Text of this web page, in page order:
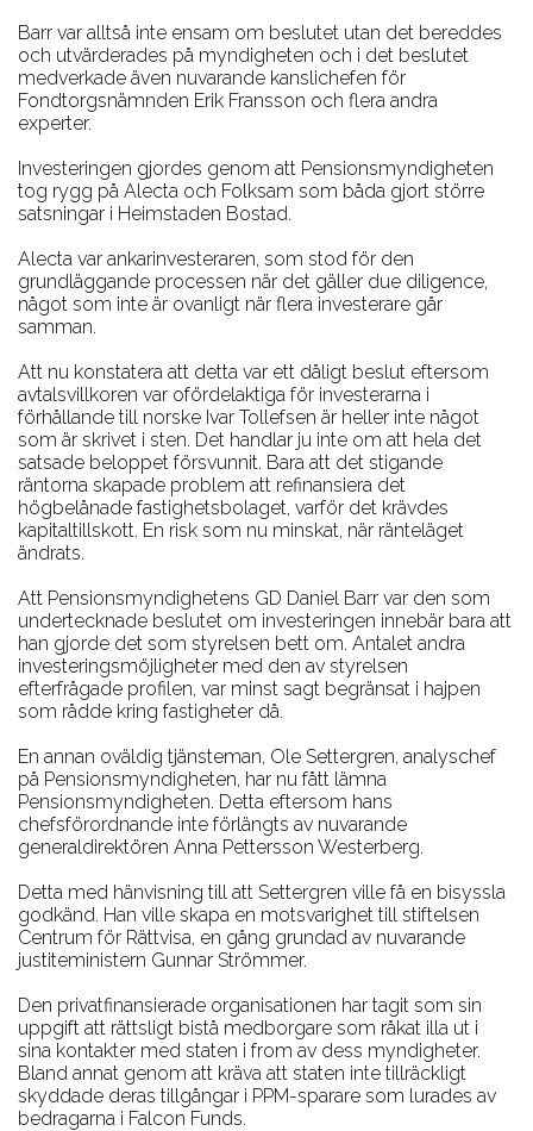
Barr var alltså inte ensam om beslutet utan det bereddes
och utvärderades på myndigheten och i det beslutet
medverkade även nuvarande kanslichefen för
Fondtorgsnämnden Erik Fransson och flera andra
experter.
Investeringen gjordes genom att Pensionsmyndigheten
tog rygg på Alecta och Folksam som båda gjort större
satsningar i Heimstaden Bostad.
Alecta var ankarinvesteraren, som stod för den
grundläggande processen när det gäller due diligence,
något som inte är ovanligt när flera investerare går
samman.
Att nu konstatera att detta var ett dåligt beslut eftersom
avtalsvillkoren var ofördelaktiga för investerarna i
förhållande till norske Ivar Tollefsen är heller inte något
som är skrivet i sten. Det handlar ju inte om att hela det
satsade beloppet försvunnit. Bara att det stigande
räntorna skapade problem att refinansiera det
högbelånade fastighetsbolaget, varför det krävdes
kapitaltillskott. En risk som nu minskat, när ränteläget
ändrats.
Att Pensionsmyndighetens GD Daniel Barr var den som
undertecknade beslutet om investeringen innebär bara att
han gjorde det som styrelsen bett om. Antalet andra
investeringsmöjligheter med den av styrelsen
efterfrågade profilen, var minst sagt begränsat i hajpen
som rådde kring fastigheter då.
En annan oväldig tjänsteman, Ole Settergren, analyschef
på Pensionsmyndigheten, har nu fått lämna
Pensionsmyndigheten. Detta eftersom hans
chefsförordnande inte förlängts av nuvarande
generaldirektören Anna Pettersson Westerberg.
Detta med hänvisning till att Settergren ville få en bisyssla
godkänd. Han ville skapa en motsvarighet till stiftelsen
Centrum för Rättvisa, en gång grundad av nuvarande
justiteministern Gunnar Strömmer.
Den privatfinansierade organisationen har tagit som sin
uppgift att rättsligt bistå medborgare som råkat illa ut i
sina kontakter med staten i from av dess myndigheter.
Bland annat genom att kräva att staten inte tillräckligt
skyddade deras tillgångar i PPM-sparare som lurades av
bedragarna i Falcon Funds.